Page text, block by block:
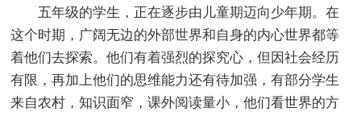
五年级的学生，正在逐步由儿童期迈向少年期。在
这个时期，广阔无边的外部世界和自身的内心世界都等
着他们去探索。他们有着强烈的探究心，但因社会经历
有限，再加上他们的思维能力还有待加强，有部分学生
来自农村，知识面窄，课外阅读量小，他们看世界的方